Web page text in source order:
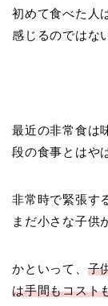
初めて食べた人
感じるのではな
最近の非常食は
段の食事とはや
非常時で緊張す
まだ小さな子供
かといって、 子
は手間もコスト